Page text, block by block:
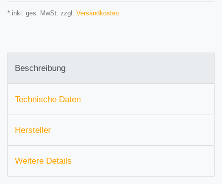
* inkl. ges. MwSt. zzgl. Versandkosten
Beschreibung
Technische Daten
Hersteller
Weitere Details